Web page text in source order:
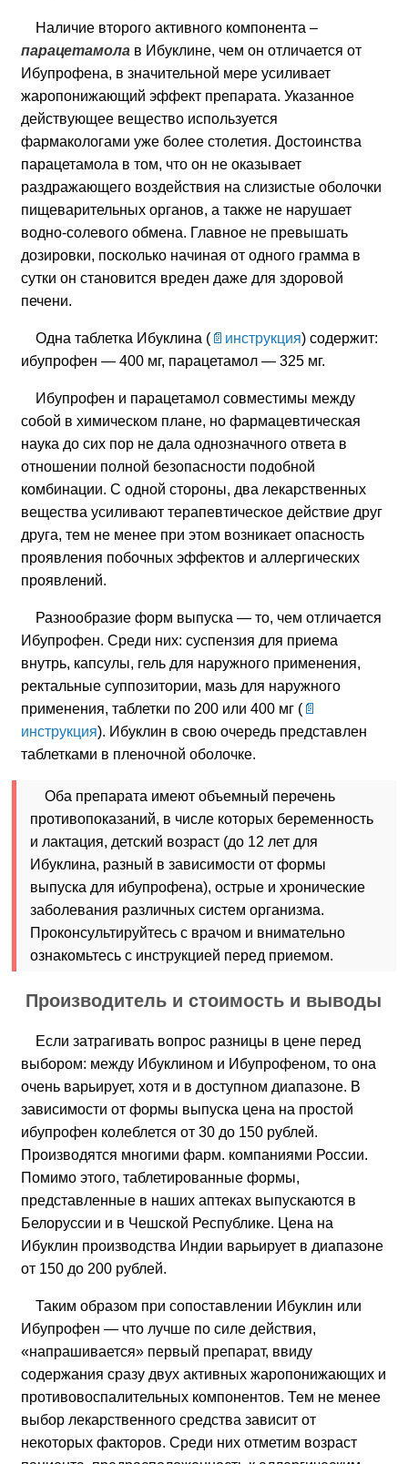
Наличие второго активного компонента –
парацетамола в Ибуклине, чем он отличается от
Ибупрофена, в значительной мере усиливает
жаропонижающий эффект препарата. Указанное
действующее вещество используется
фармакологами уже более столетия. Достоинства
парацетамола в том, что он не оказывает
раздражающего воздействия на слизистые оболочки
пищеварительных органов, а также не нарушает
водно-солевого обмена. Главное не превышать
дозировки, посколько начиная от одного грамма в
сутки он становится вреден даже для здоровой
печени.
Одна таблетка Ибуклина ( инструкция) содержит:
ибупрофен — 400 мг, парацетамол — 325 мг.
Ибупрофен и парацетамол совместимы между
собой в химическом плане, но фармацевтическая
наука до сих пор не дала однозначного ответа в
отношении полной безопасности подобной
комбинации. С одной стороны, два лекарственных
вещества усиливают терапевтическое действие друг
друга, тем не менее при этом возникает опасность
проявления побочных эффектов и аллергических
проявлений.
Разнообразие форм выпуска — то, чем отличается
Ибупрофен. Среди них: суспензия для приема
внутрь, капсулы, гель для наружного применения,
ректальные суппозитории, мазь для наружного
применения, таблетки по 200 или 400 мг (
инструкция). Ибуклин в свою очередь представлен
таблетками в пленочной оболочке.
Оба препарата имеют объемный перечень
противопоказаний, в числе которых беременность
и лактация, детский возраст (до 12 лет для
Ибуклина, разный в зависимости от формы
выпуска для ибупрофена), острые и хронические
заболевания различных систем организма.
Проконсультируйтесь с врачом и внимательно
ознакомьтесь с инструкцией перед приемом.
Производитель и стоимость и выводы
Если затрагивать вопрос разницы в цене перед
выбором: между Ибуклином и Ибупрофеном, то она
очень варьирует, хотя и в доступном диапазоне. В
зависимости от формы выпуска цена на простой
ибупрофен колеблется от 30 до 150 рублей.
Производятся многими фарм. компаниями России.
Помимо этого, таблетированные формы,
представленные в наших аптеках выпускаются в
Белоруссии и в Чешской Республике. Цена на
Ибуклин производства Индии варьирует в диапазоне
от 150 до 200 рублей.
Таким образом при сопоставлении Ибуклин или
Ибупрофен — что лучше по силе действия,
«напрашивается» первый препарат, ввиду
содержания сразу двух активных жаропонижающих и
противовоспалительных компонентов. Тем не менее
выбор лекарственного средства зависит от
некоторых факторов. Среди них отметим возраст